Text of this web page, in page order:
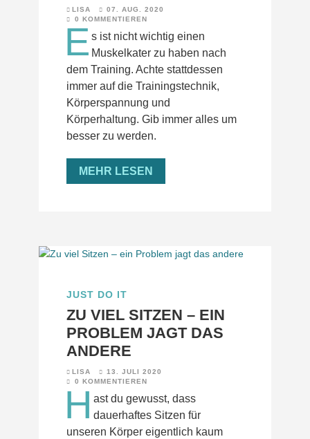
LISA
07. AUG. 2020
0 KOMMENTIEREN
E s ist nicht wichtig einen
Muskelkater zu haben nach
dem Training. Achte stattdessen
immer auf die Trainingstechnik,
Körperspannung und
Körperhaltung. Gib immer alles um
besser zu werden.
MEHR LESEN
JUST DO IT
ZU VIEL SITZEN – EIN
PROBLEM JAGT DAS
ANDERE
LISA
13. JULI 2020
0 KOMMENTIEREN
H ast du gewusst, dass
dauerhaftes Sitzen für
unseren Körper eigentlich kaum